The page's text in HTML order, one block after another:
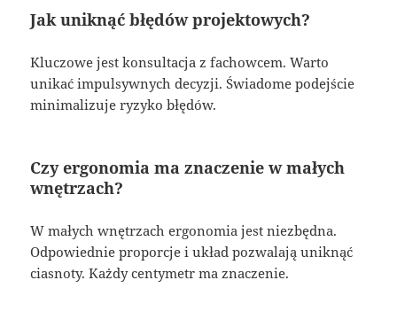
Jak uniknąć błędów projektowych?
Kluczowe jest konsultacja z fachowcem. Warto
unikać impulsywnych decyzji. Świadome podejście
minimalizuje ryzyko błędów.
Czy ergonomia ma znaczenie w małych
wnętrzach?
W małych wnętrzach ergonomia jest niezbędna.
Odpowiednie proporcje i układ pozwalają uniknąć
ciasnoty. Każdy centymetr ma znaczenie.